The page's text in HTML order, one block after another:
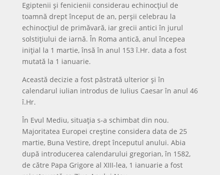
Egiptenii și fenicienii considerau echinocțiul de
toamnă drept început de an, perșii celebrau la
echinocțiul de primăvară, iar grecii antici în jurul
solstițiului de iarnă. În Roma antică, anul începea
inițial la 1 martie, însă în anul 153 î.Hr. data a fost
mutată la 1 ianuarie.
Această decizie a fost păstrată ulterior și în
calendarul iulian introdus de Iulius Caesar în anul 46
î.Hr.
În Evul Mediu, situația s-a schimbat din nou.
Majoritatea Europei creștine considera data de 25
martie, Buna Vestire, drept începutul anului. Abia
după introducerea calendarului gregorian, în 1582,
de către Papa Grigore al XIII-lea, 1 ianuarie a fost